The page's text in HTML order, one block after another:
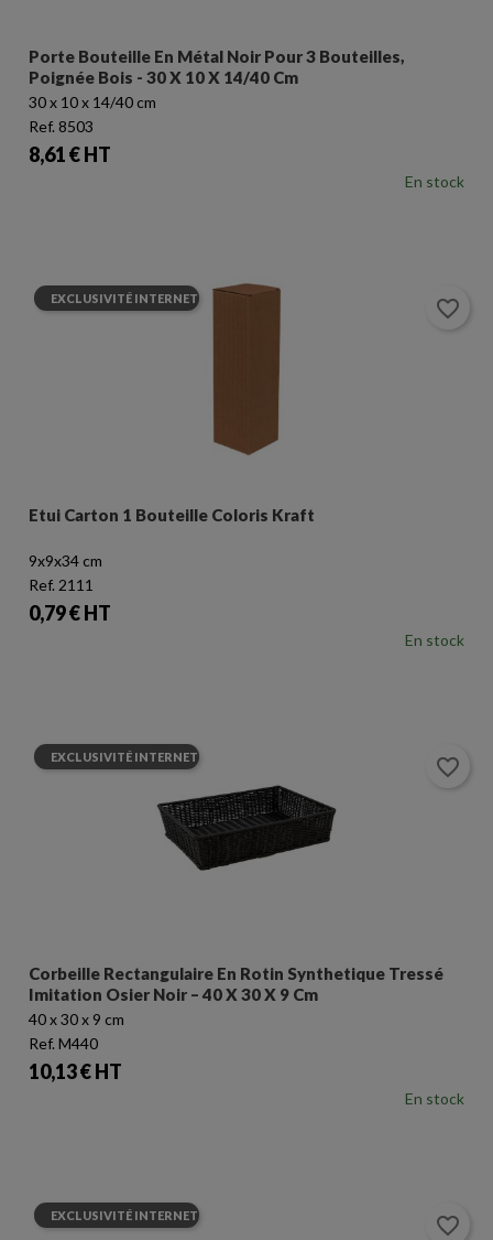
Porte Bouteille En Métal Noir Pour 3 Bouteilles,
Poignée Bois - 30 X 10 X 14/40 Cm
30 x 10 x 14/40 cm
Ref. 8503
Prix
8,61 € HT
En stock
Etui Carton 1 Bouteille Coloris Kraft
9x9x34 cm
Ref. 2111
Prix
0,79 € HT
En stock
EXCLUSIVITÉ INTERNET favorite_border
Corbeille Rectangulaire En Rotin Synthetique Tressé
Imitation Osier Noir – 40 X 30 X 9 Cm
40 x 30 x 9 cm
Ref. M440
Prix
10,13 € HT
En stock
EXCLUSIVITÉ INTERNET favorite_border
EXCLUSIVITÉ INTERNET favorite_border